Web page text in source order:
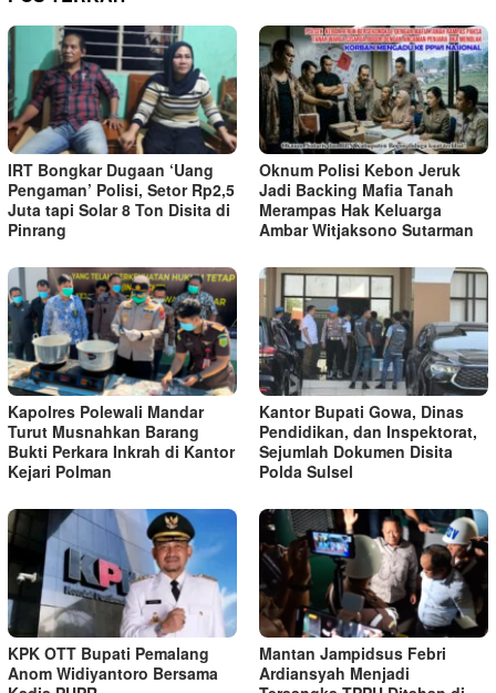
IRT Bongkar Dugaan ‘Uang
Pengaman’ Polisi, Setor Rp2,5
Juta tapi Solar 8 Ton Disita di
Pinrang
Oknum Polisi Kebon Jeruk
Jadi Backing Mafia Tanah
Merampas Hak Keluarga
Ambar Witjaksono Sutarman
Kapolres Polewali Mandar
Turut Musnahkan Barang
Bukti Perkara Inkrah di Kantor
Kejari Polman
Kantor Bupati Gowa, Dinas
Pendidikan, dan Inspektorat,
Sejumlah Dokumen Disita
Polda Sulsel
KPK OTT Bupati Pemalang
Anom Widiyantoro Bersama
Mantan Jampidsus Febri
Ardiansyah Menjadi